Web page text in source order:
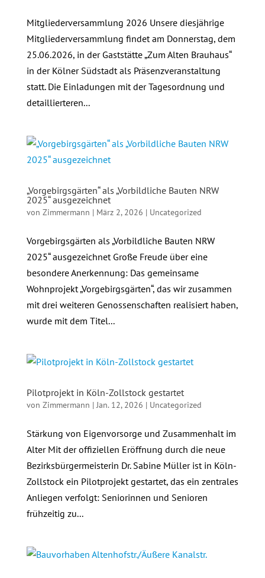
Mitgliederversammlung 2026 Unsere diesjährige
Mitgliederversammlung findet am Donnerstag, dem
25.06.2026, in der Gaststätte „Zum Alten Brauhaus“
in der Kölner Südstadt als Präsenzveranstaltung
statt. Die Einladungen mit der Tagesordnung und
detaillierteren...
„Vorgebirgsgärten“ als „Vorbildliche Bauten NRW
2025“ ausgezeichnet
von Zimmermann | März 2, 2026 | Uncategorized
Vorgebirgsgärten als „Vorbildliche Bauten NRW
2025“ ausgezeichnet Große Freude über eine
besondere Anerkennung: Das gemeinsame
Wohnprojekt „Vorgebirgsgärten“, das wir zusammen
mit drei weiteren Genossenschaften realisiert haben,
wurde mit dem Titel...
Pilotprojekt in Köln-Zollstock gestartet
von Zimmermann |Jan. 12, 2026 | Uncategorized
Stärkung von Eigenvorsorge und Zusammenhalt im
Alter Mit der offiziellen Eröffnung durch die neue
Bezirksbürgermeisterin Dr. Sabine Müller ist in Köln-
Zollstock ein Pilotprojekt gestartet, das ein zentrales
Anliegen verfolgt: Seniorinnen und Senioren
frühzeitig zu...